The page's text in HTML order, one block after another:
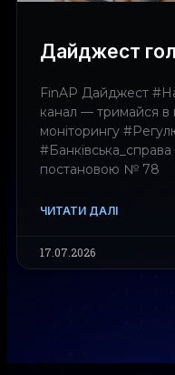
Дайджест
FinAP Дайджест
канал — тримайся в
моніторингу
постановою № 78
ЧИТАТИ ДАЛІ
17.07.2026